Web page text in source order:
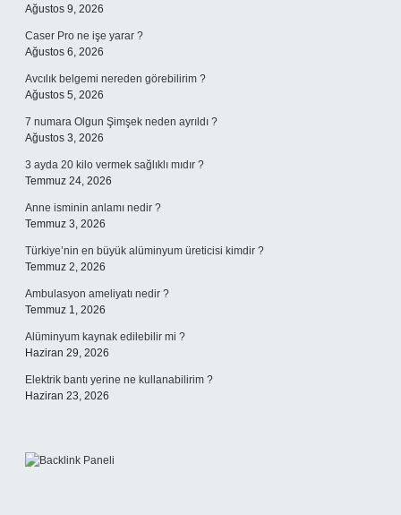
Ağustos 9, 2026
Caser Pro ne işe yarar ?
Ağustos 6, 2026
Avcılık belgemi nereden görebilirim ?
Ağustos 5, 2026
7 numara Olgun Şimşek neden ayrıldı ?
Ağustos 3, 2026
3 ayda 20 kilo vermek sağlıklı mıdır ?
Temmuz 24, 2026
Anne isminin anlamı nedir ?
Temmuz 3, 2026
Türkiye’nin en büyük alüminyum üreticisi kimdir ?
Temmuz 2, 2026
Ambulasyon ameliyatı nedir ?
Temmuz 1, 2026
Alüminyum kaynak edilebilir mi ?
Haziran 29, 2026
Elektrik bantı yerine ne kullanabilirim ?
Haziran 23, 2026